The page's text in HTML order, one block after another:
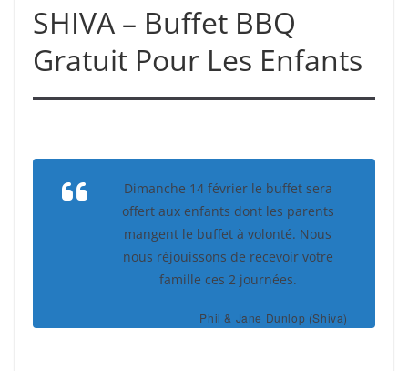
SHIVA – Buffet BBQ
Gratuit Pour Les Enfants
Dimanche 14 février le buffet sera
offert aux enfants dont les parents
mangent le buffet à volonté. Nous
nous réjouissons de recevoir votre
famille ces 2 journées.
Phil & Jane Dunlop (Shiva)